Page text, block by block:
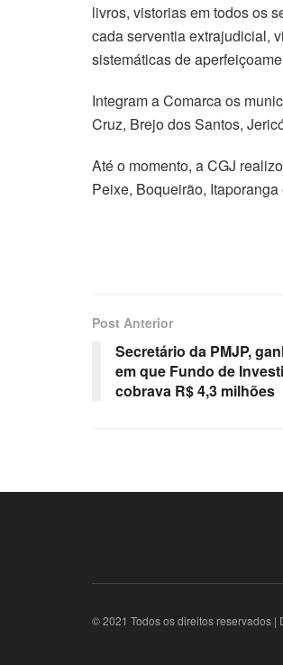
livros, vistorias em todos os
cada serventia extrajudicial,
sistemáticas de
Integram a Comarca os
Cruz, Brejo dos Santos,
Até o momento, a CGJ
Peixe, Boqueirão,
Post Anterior
Secretário da PMJP,
em que Fundo de
cobrava R$ 4,3 milhões
© 2021 Todos os direitos reservados |